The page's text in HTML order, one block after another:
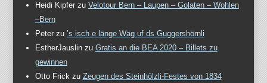
Heidi Kipferzu Velotour Bern – Laupen – Golaten – Wohlen
–Bern
Peterzu ’s isch e länge Wäg uf ds Guggershörnli
EstherJauslinzu Gratis an die BEA 2020 – Billets zu
gewinnen
Otto Frickzu Zeugen des Steinhölzli-Festes von 1834